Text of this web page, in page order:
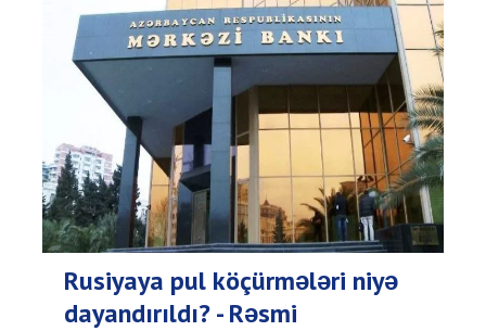
Rusiyaya pul köçürmələri niyə
dayandırıldı? - Rəsmi